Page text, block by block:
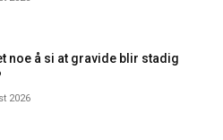
noe å si at gravide blir stadig
2026